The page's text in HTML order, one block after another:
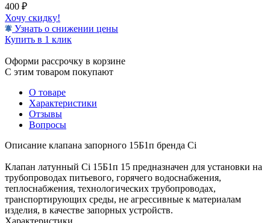
400 ₽
Хочу скидку!
Узнать о снижении цены
Купить в 1 клик
Оформи рассрочку в корзине
С этим товаром покупают
О товаре
Характеристики
Отзывы
Вопросы
Описание клапана запорного 15Б1п бренда Ci
Клапан латунный Ci 15Б1п 15 предназначен для установки на
трубопроводах питьевого, горячего водоснабжения,
теплоснабжения, технологических трубопроводах,
транспортирующих среды, не агрессивные к материалам
изделия, в качестве запорных устройств.
Характеристики